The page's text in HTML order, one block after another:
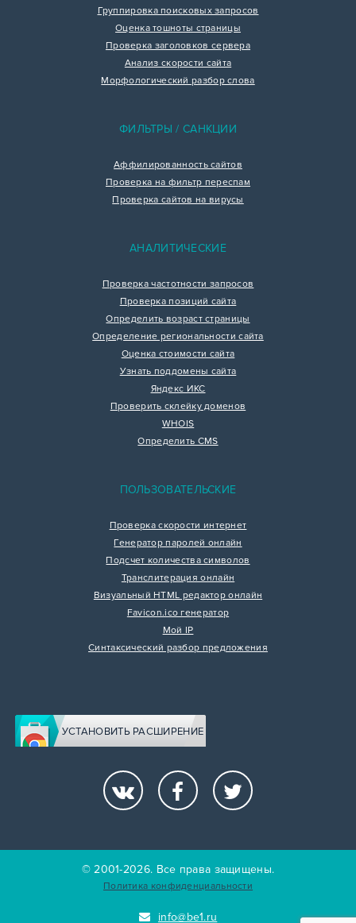
Группировка поисковых запросов
Оценка тошноты страницы
Проверка заголовков сервера
Анализ скорости сайта
Морфологический разбор слова
ФИЛЬТРЫ / САНКЦИИ
Аффилированность сайтов
Проверка на фильтр переспам
Проверка сайтов на вирусы
АНАЛИТИЧЕСКИЕ
Проверка частотности запросов
Проверка позиций сайта
Определить возраст страницы
Определение региональности сайта
Оценка стоимости сайта
Узнать поддомены сайта
Яндекс ИКС
Проверить склейку доменов
WHOIS
Определить CMS
ПОЛЬЗОВАТЕЛЬСКИЕ
Проверка скорости интернет
Генератор паролей онлайн
Подсчет количества символов
Транслитерация онлайн
Визуальный HTML редактор онлайн
Favicon.ico генератор
Мой IP
Синтаксический разбор предложения
УСТАНОВИТЬ РАСШИРЕНИЕ
© 2001-2026. Все права защищены.
Политика конфиденциальности
info@be1.ru